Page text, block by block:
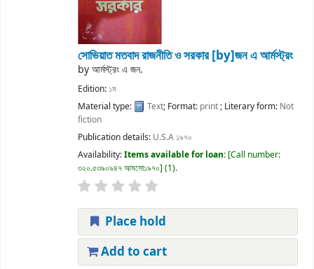
সোভিয়াত মতবাদ রাজনীতি ও সরকার[by]জন এ আর্মস্ট্রং
byআর্মস্ট্রং এ জন.
Edition: ১ম
Material type:
Text; Format: print; Literary form: Not
fiction
Publication details: U.S.A ১৯৭০
Availability:Items available for loan: Call number:
৩২০.৫৩৯০৯৪৭ আমসো১৯৭০ (1).
Place hold
Add to cart